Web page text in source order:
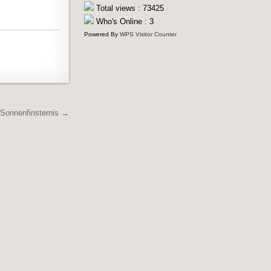
→
Total views : 73425
Who's Online : 3
Powered By WPS Visitor Counter